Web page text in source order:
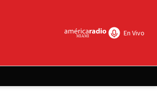
En Vivo